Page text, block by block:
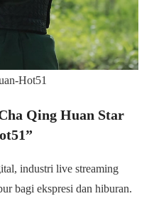
Hot51
Qing Huan Star
industri live streaming
bagi ekspresi dan hiburan.